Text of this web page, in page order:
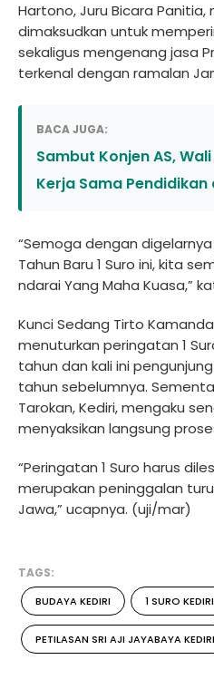
Hartono, Juru Bicara
dimaksudkan untuk
sekaligus mengenang jasa
terkenal dengan ramalan
BACA JUGA:
Sambut Konjen AS,
Kerja Sama
“Semoga dengan
Tahun Baru 1 Suro ini, kita
ndarai Yang Maha Kuasa,”
Kunci Sedang Tirto
menuturkan peringatan 1
tahun dan kali ini
tahun sebelumnya.
Tarokan, Kediri, mengaku
menyaksikan langsung
“Peringatan 1 Suro harus
merupakan peninggalan
Jawa,” ucapnya. (uji/mar)
TAGS:
BUDAYA KEDIRI 1 SURO KEDIRI
PETILASAN SRI AJI JAYABAYA KEDIRI